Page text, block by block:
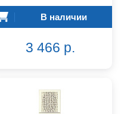
В наличии
3 466 р.